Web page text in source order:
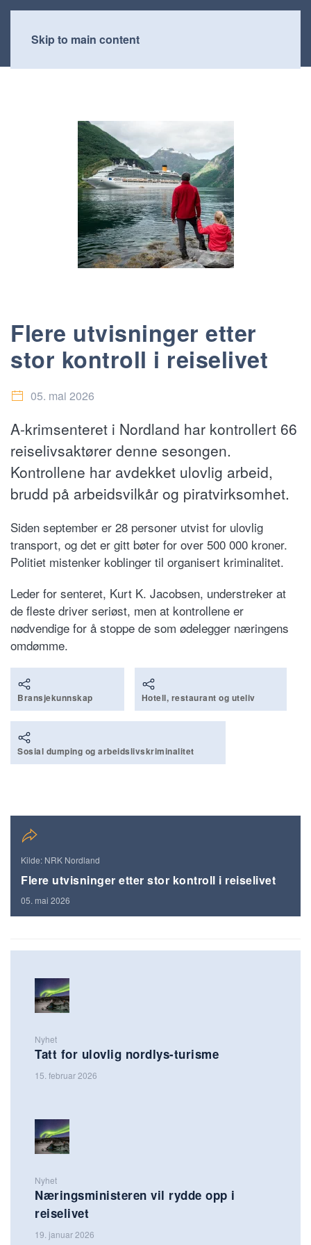
Skip to main content
Flere utvisninger etter
stor kontroll i reiselivet
05. mai 2026
A-krimsenteret i Nordland har kontrollert 66
reiselivsaktører denne sesongen.
Kontrollene har avdekket ulovlig arbeid,
brudd på arbeidsvilkår og piratvirksomhet.
Siden september er 28 personer utvist for ulovlig
transport, og det er gitt bøter for over 500 000 kroner.
Politiet mistenker koblinger til organisert kriminalitet.
Leder for senteret, Kurt K. Jacobsen, understreker at
de fleste driver seriøst, men at kontrollene er
nødvendige for å stoppe de som ødelegger næringens
omdømme.
Bransjekunnskap Hotell, restaurant og uteliv
Sosial dumping og arbeidslivskriminalitet
Kilde: NRK Nordland
Flere utvisninger etter stor kontroll i reiselivet
05. mai 2026
Nyhet
Tatt for ulovlig nordlys-turisme
15. februar 2026
Nyhet
Næringsministeren vil rydde opp i
reiselivet
19. januar 2026